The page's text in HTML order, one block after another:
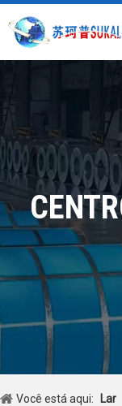
Você está aqui: Lar